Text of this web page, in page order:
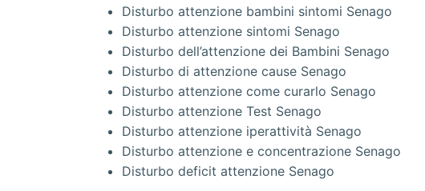
Disturbo attenzione bambini sintomi Senago
Disturbo attenzione sintomi Senago
Disturbo dell’attenzione dei Bambini Senago
Disturbo di attenzione cause Senago
Disturbo attenzione come curarlo Senago
Disturbo attenzione Test Senago
Disturbo attenzione iperattività Senago
Disturbo attenzione e concentrazione Senago
Disturbo deficit attenzione Senago